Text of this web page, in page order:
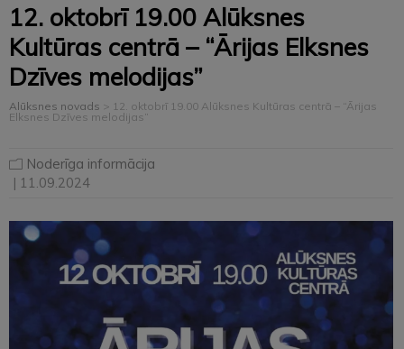
12. oktobrī 19.00 Alūksnes
Kultūras centrā – “Ārijas Elksnes
Dzīves melodijas”
Alūksnes novads > 12. oktobrī 19.00 Alūksnes Kultūras centrā – “Ārijas
Elksnes Dzīves melodijas”
Noderīga informācija
| 11.09.2024